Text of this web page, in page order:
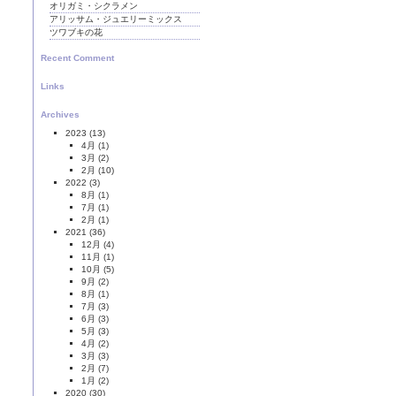
オリガミ・シクラメン
アリッサム・ジュエリーミックス
ツワブキの花
Recent Comment
Links
Archives
2023 (13)
4月 (1)
3月 (2)
2月 (10)
2022 (3)
8月 (1)
7月 (1)
2月 (1)
2021 (36)
12月 (4)
11月 (1)
10月 (5)
9月 (2)
8月 (1)
7月 (3)
6月 (3)
5月 (3)
4月 (2)
3月 (3)
2月 (7)
1月 (2)
2020 (30)